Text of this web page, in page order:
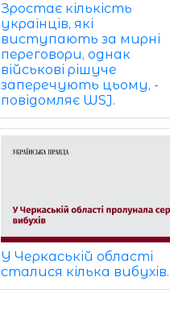
Зростає кількість
українців, які
виступають за мирні
переговори, однак
військові рішуче
заперечують цьому, -
повідомляє WSJ.
У Черкаській області
сталися кілька вибухів.